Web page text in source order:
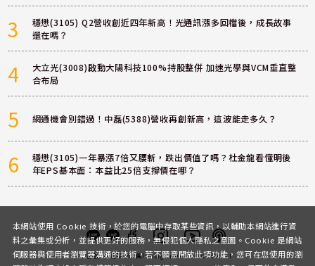
3
穩懋(3105) Q2營收創近四年新高！光通訊漲多回檔後，成長故事
還在嗎？
4
大立光(3008)啟動大陽科技100%持股整併 加速光學與VCM垂直整
合布局
5 網通機會別錯過！中磊(5388)營收再創新高，這波能走多久？
6
穩懋(3105)一年暴漲7倍又腰斬，跌出價值了嗎？杜金龍看懂明後
年EPS基本面：本益比25倍支撐價在哪？
客服 討論區粉絲團InstagramYoutubePodcast
本網站使用 Cookie 技術，於您的電腦中存取某些資訊，以輔助本網站進行資
料之彙集或分析，並提供更好的服務，無侵犯個人隱私之意圖。Cookie 是網站
伺服器與使用者瀏覽器溝通的技術，若不願意開放此項功能，您可在您使用的瀏